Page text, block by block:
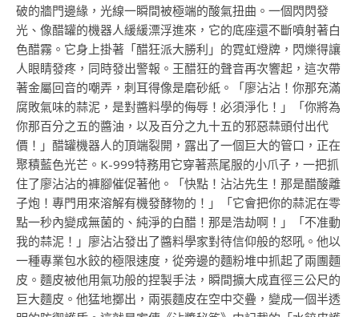
破的牆門邊緣，光線一瞬間被極端的酸氣扭曲。一個閃閃發
光、像醋罐的機器人緩緩漂浮進來，它的底座還不斷噴射著白
色醋霧。它身上掛著「醋狂派大勝利」的霓虹燈牌，閃爍得讓
人眼睛發疼，同時發出警報。王醋狂的聲音再次響起，這次帶
著金屬回音的嘲弄，刺耳得像是磨砂紙。「廖沾沾！你那充滿
腐敗氣味的蒜泥，是對醬料學的侮辱！必須淨化！」「你將為
你那百分之五的醬油，以及百分之九十五的邪惡蒜頭付出代
價！」醋罐機器人的頂端裂開，露出了一個巨大的管口，正在
聚積藍色光芒。K-999特務用它穿著燕尾服的小爪子，一把抓
住了廖沾沾的褲腳催促著他。「快點！沾沾先生！那是醋酸離
子炮！專門用來溶解有機發酵物的！」「它會把你的蒜泥在零
點一秒內變成無菌的、純淨的白醋！那是浩劫啊！」「不准動
我的蒜泥！」廖沾沾發出了醬料學家對待信仰般的怒吼。他以
一種專業包水餃的極限速度，從旁邊的麵粉堆中抓起了兩團麵
皮。麵皮被他用氣功般的捏製手法，瞬間擴大成直徑三公尺的
巨大麵皮。他猛地擲出，兩張麵皮在空中交疊，變成一個半透